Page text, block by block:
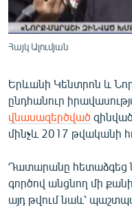
ՏՏ ԵՒ ԻՆՏԵՐՆԵՏ
ՏԵՍԱՆՅՈՒԹԵՐ
ԲԱՆԱՎԵՃ
ՁԳՏԵԼՈՎ
ՓՈԴՔԱՍԹ
Հայերեն
Հայկ Ալումյան
Երևանի Կենտրոն և
ընդհանուր
վնասազերծված
մինչև 2017 թվականի
Դատարանը հետաձգեց
գործով անցնող մի
այդ թվում նաև՝